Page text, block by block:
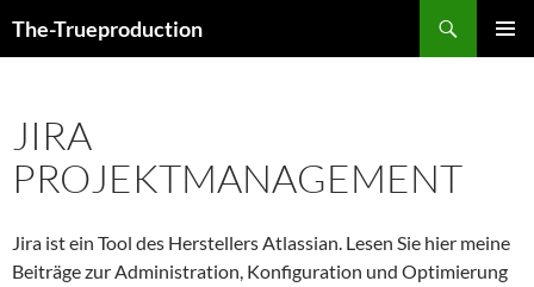
Inhalt
The-Trueproduction
JIRA
PROJEKTMANAGEMENT
Jira ist ein Tool des Herstellers Atlassian. Lesen Sie hier meine
Beiträge zur Administration, Konfiguration und Optimierung